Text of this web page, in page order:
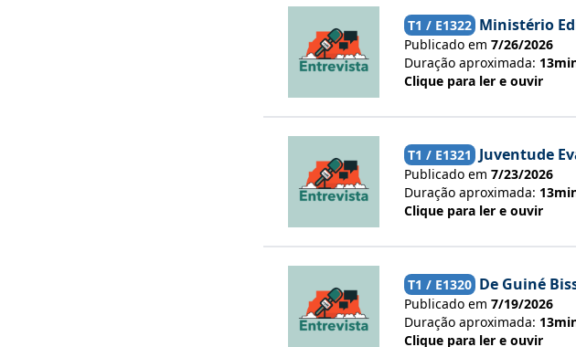
T1 / E1322 Ministério
Publicado em 7/26/2026
Duração aproximada:
Clique para ler e ouvir
T1 / E1321 Juventude
Publicado em 7/23/2026
Duração aproximada:
Clique para ler e ouvir
T1 / E1320 De Guiné
Publicado em 7/19/2026
Duração aproximada:
Clique para ler e ouvir